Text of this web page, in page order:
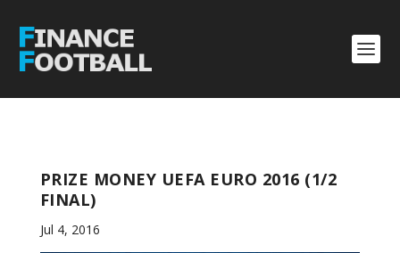
PRIZE MONEY UEFA EURO 2016 (1/2
FINAL)
Jul 4, 2016